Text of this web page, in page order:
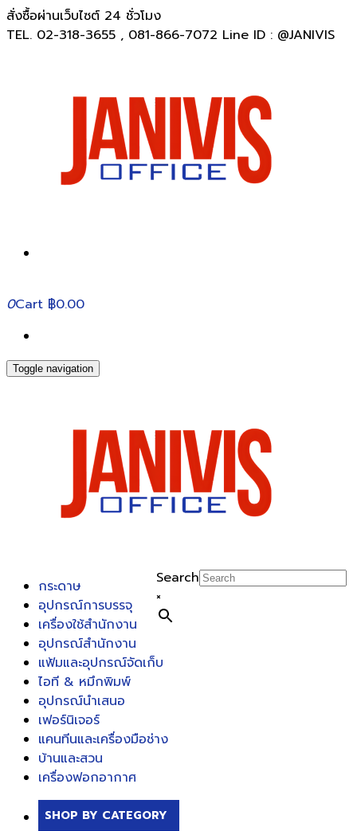
สั่งซื้อผ่านเว็บไซต์ 24 ชั่วโมง
TEL. 02-318-3655 , 081-866-7072 Line ID : @JANIVIS
0Cart ฿0.00
Toggle navigation
Search
×
กระดาษ
อุปกรณ์การบรรจุ
เครื่องใช้สำนักงาน
อุปกรณ์สำนักงาน
แฟ้มและอุปกรณ์จัดเก็บ
ไอที & หมึกพิมพ์
อุปกรณ์นำเสนอ
เฟอร์นิเจอร์
แคนทีนและเครื่องมือช่าง
บ้านและสวน
เครื่องฟอกอากาศ
SHOP BY CATEGORY